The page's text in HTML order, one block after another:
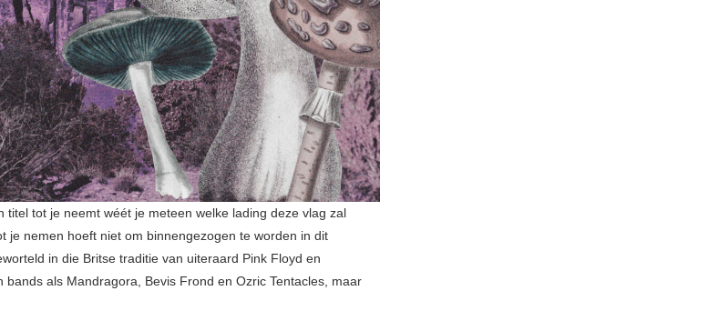
titel tot je neemt wéét je meteen welke lading deze vlag zal
je nemen hoeft niet om binnengezogen te worden in dit
in die Britse traditie van uiteraard Pink Floyd en
bands als Mandragora, Bevis Frond en Ozric Tentacles, maar